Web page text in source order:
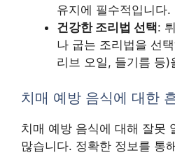
유지에 필수적입니다.
건강한 조리법 선택:
나 굽는 조리법을 선
리브 오일, 들기름 등)
치매 예방 음식에 대한
치매 예방 음식에 대해 잘못
많습니다. 정확한 정보를 통